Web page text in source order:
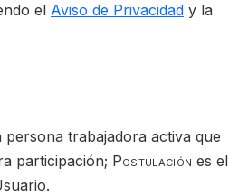
el Aviso de Privacidad y la
trabajadora activa que
participación; Postulación es el